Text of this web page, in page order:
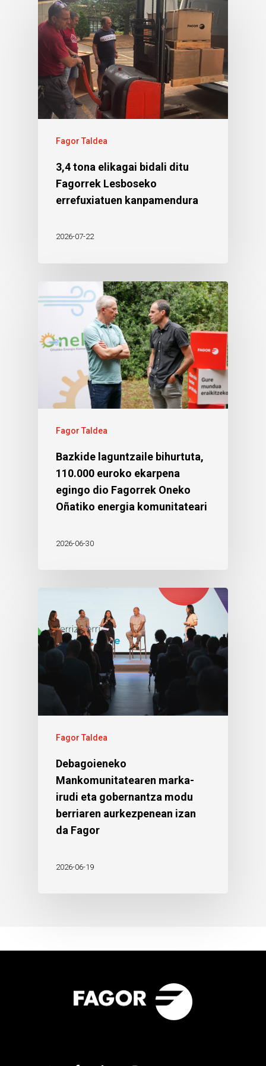
Fagor Taldea
3,4 tona elikagai bidali ditu
Fagorrek Lesboseko
errefuxiatuen kanpamendura
2026-07-22
Fagor Taldea
Bazkide laguntzaile bihurtuta,
110.000 euroko ekarpena
egingo dio Fagorrek Oneko
Oñatiko energia komunitateari
2026-06-30
Fagor Taldea
Debagoieneko
Mankomunitatearen marka-
irudi eta gobernantza modu
berriaren aurkezpenean izan
da Fagor
2026-06-19